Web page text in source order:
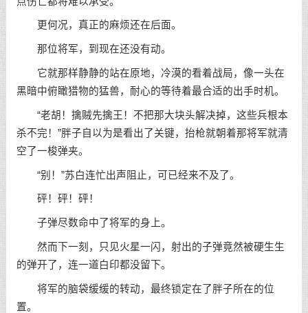
更何况，真正的麻烦还在后面。
那位将军，到现在还没有动。
它就那样静静的站在原地，冷漠的看着战局，像一头在
黑暗中俯瞰猎物的猛兽，耐心的等待着最合适的出手时机。
“老胡！擒贼先擒王！不把那大块头解决掉，这些兵根本
杀不完！”胖子自以为是看出了关键，抬枪就朝着那将军就清
空了一梭弹夹。
“别！”苏白连忙出声阻止，可已经来不及了。
砰！砰！砰！
子弹尽数命中了将军的身上。
然而下一刻，只见火星一闪，射出的子弹竟然被硬生生
的弹开了，连一道白印都没留下。
将军的脑袋缓缓的转动，最终锁定在了胖子所在的位
置。